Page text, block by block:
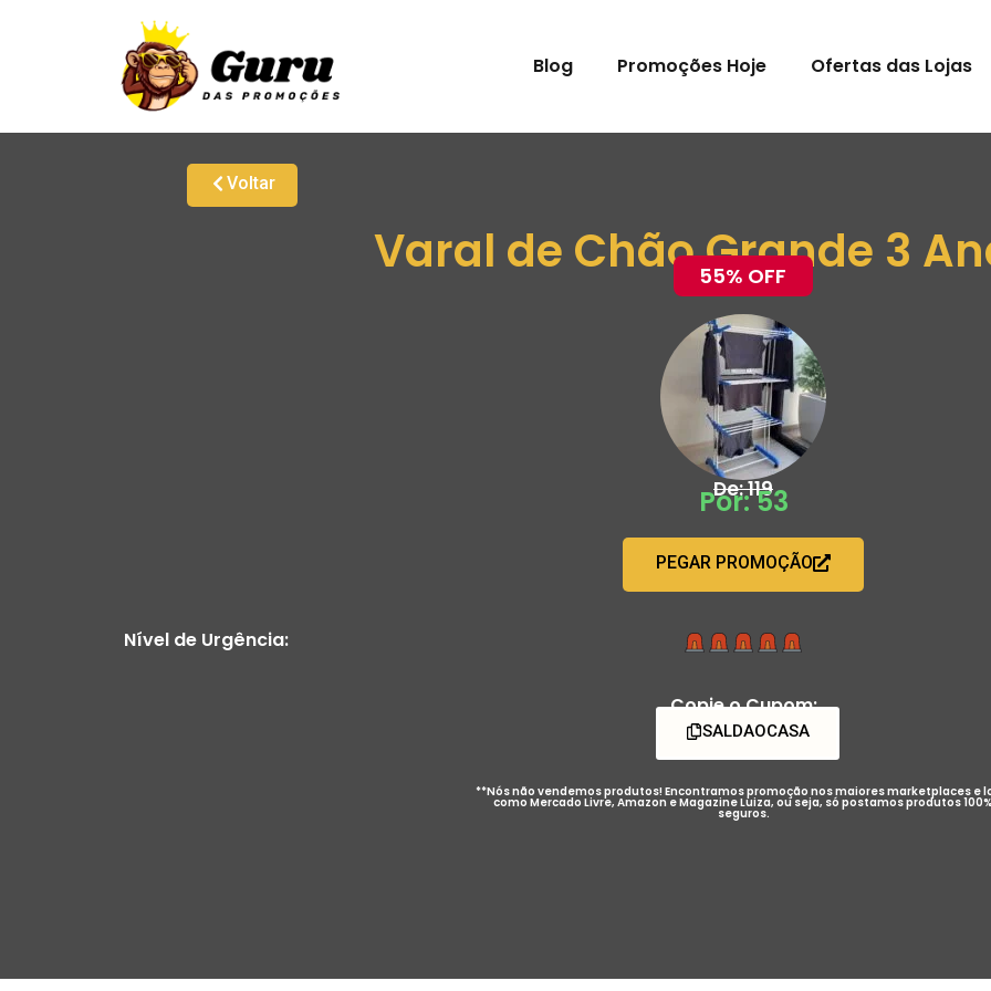
Blog Promoções Hoje Ofertas das Lojas
Voltar
Varal de Chão Grande 3
55% OFF
De: 119
Por: 53
PEGAR PROMOÇÃO
Nível de Urgência:
Copie o Cupom:
SALDAOCASA
**Nós não vendemos produtos! Encontramos promoção nos maiores marketplaces e
como Mercado Livre, Amazon e Magazine Luiza, ou seja, só postamos produtos 100%
seguros.